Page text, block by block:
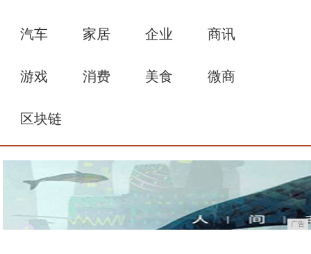
汽车 家居 企业 商讯
游戏 消费 美食 微商
区块链
广告